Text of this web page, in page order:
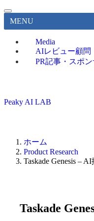
MENU
Media
AIレビュー顧問
PR記事・スポ
Peaky AI LAB
ホーム
Product Research
Taskade Genesis –
Taskade